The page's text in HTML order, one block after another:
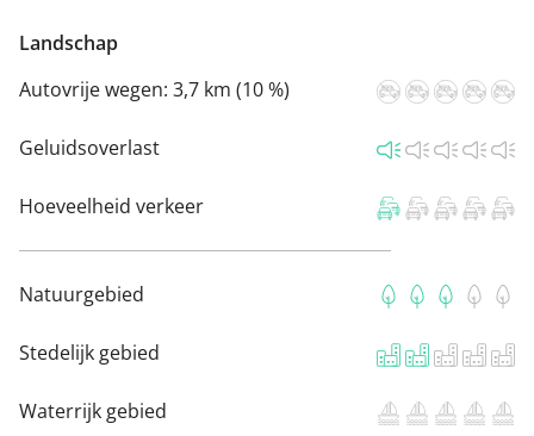
Landschap
Autovrije wegen: 3,7 km (10 %)
Geluidsoverlast
Hoeveelheid verkeer
Natuurgebied
Stedelijk gebied
Waterrijk gebied